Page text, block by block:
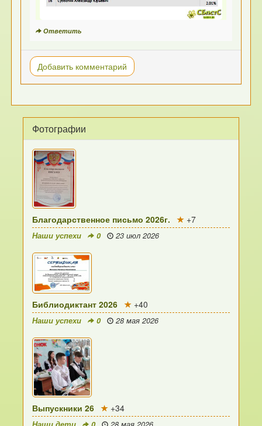
Ответить
Добавить комментарий
Фотографии
Благодарственное письмо 2026г. +7
Наши успехи 0 23 июл 2026
Библиодиктант 2026 +40
Наши успехи 0 28 мая 2026
Выпускники 26 +34